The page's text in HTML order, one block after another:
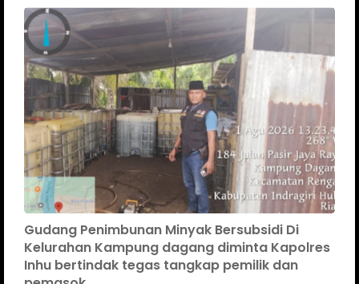
Gudang Penimbunan Minyak Bersubsidi Di
Kelurahan Kampung dagang diminta Kapolres
Inhu bertindak tegas tangkap pemilik dan